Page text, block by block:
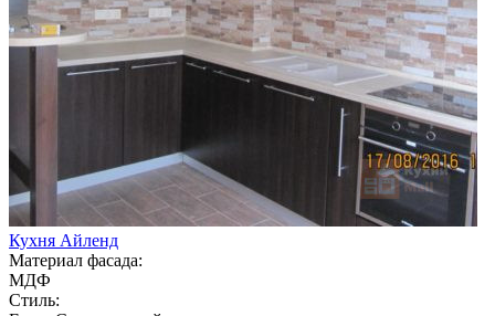
Кухня Айленд
Материал фасада:
МДФ
Стиль: